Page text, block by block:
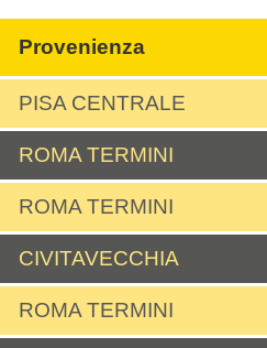
Provenienza
PISA CENTRALE
ROMA TERMINI
ROMA TERMINI
CIVITAVECCHIA
ROMA TERMINI